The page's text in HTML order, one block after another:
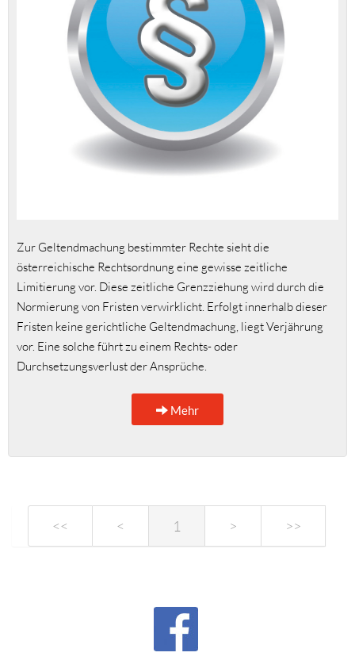
Zur Geltendmachung bestimmter Rechte sieht die
österreichische Rechtsordnung eine gewisse zeitliche
Limitierung vor. Diese zeitliche Grenzziehung wird durch die
Normierung von Fristen verwirklicht. Erfolgt innerhalb dieser
Fristen keine gerichtliche Geltendmachung, liegt Verjährung
vor. Eine solche führt zu einem Rechts- oder
Durchsetzungsverlust der Ansprüche.
Mehr
<< < 1 > >>